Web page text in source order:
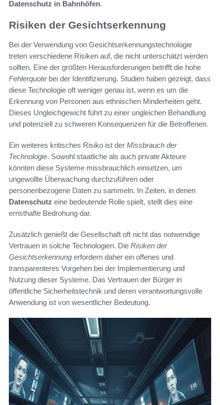
Datenschutz in Bahnhöfen.
Risiken der Gesichtserkennung
Bei der Verwendung von Gesichtserkennungstechnologie
treten verschiedene Risiken auf, die nicht unterschätzt werden
sollten. Eine der größten Herausforderungen betrifft die hohe
Fehlerquote bei der Identifizierung. Studien haben gezeigt, dass
diese Technologie oft weniger genau ist, wenn es um die
Erkennung von Personen aus ethnischen Minderheiten geht.
Dieses Ungleichgewicht führt zu einer ungleichen Behandlung
und potenziell zu schweren Konsequenzen für die Betroffenen.
Ein weiteres kritisches Risiko ist der Missbrauch der
Technologie. Sowohl staatliche als auch private Akteure
könnten diese Systeme missbrauchlich einsetzen, um
ungewollte Überwachung durchzuführen oder
personenbezogene Daten zu sammeln. In Zeiten, in denen
Datenschutz eine bedeutende Rolle spielt, stellt dies eine
ernsthafte Bedrohung dar.
Zusätzlich genießt die Gesellschaft oft nicht das notwendige
Vertrauen in solche Technologien. Die Risiken der
Gesichtserkennung erfordern daher ein offenes und
transparenteres Vorgehen bei der Implementierung und
Nutzung dieser Systeme. Das Vertrauen der Bürger in
öffentliche Sicherheitstechnik und deren verantwortungsvolle
Anwendung ist von wesentlicher Bedeutung.